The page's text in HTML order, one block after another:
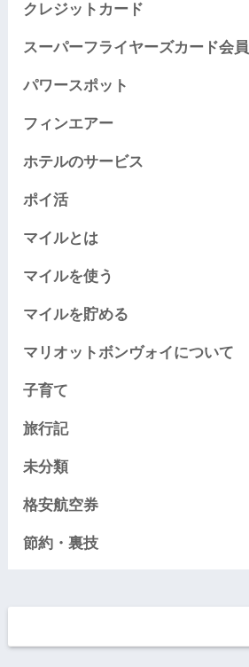
クレジットカード
スーパーフライヤーズカード会員
パワースポット
フィンエアー
ホテルのサービス
ポイ活
マイルとは
マイルを使う
マイルを貯める
マリオットボンヴォイについて
子育て
旅行記
未分類
格安航空券
節約・裏技